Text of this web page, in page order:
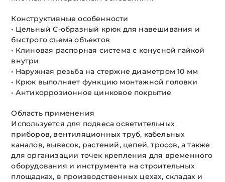
Конструктивные особенности
• Цельный С-образный крюк для навешивания и
быстрого съема объектов
• Клиновая распорная система с конусной гайкой
внутри
• Наружная резьба на стержне диаметром 10 мм
• Крюк выполняет функцию монтажной головки
• Антикоррозионное цинковое покрытие
Область применения
Используется для подвеса осветительных
приборов, вентиляционных труб, кабельных
каналов, вывесок, растений, цепей, тросов, а также
для организации точек крепления для временного
оборудования и инструмента на строительных
площадках, в производственных цехах, складах и